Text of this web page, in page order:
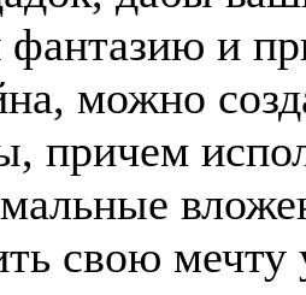
и
можно
причем
свою мечту